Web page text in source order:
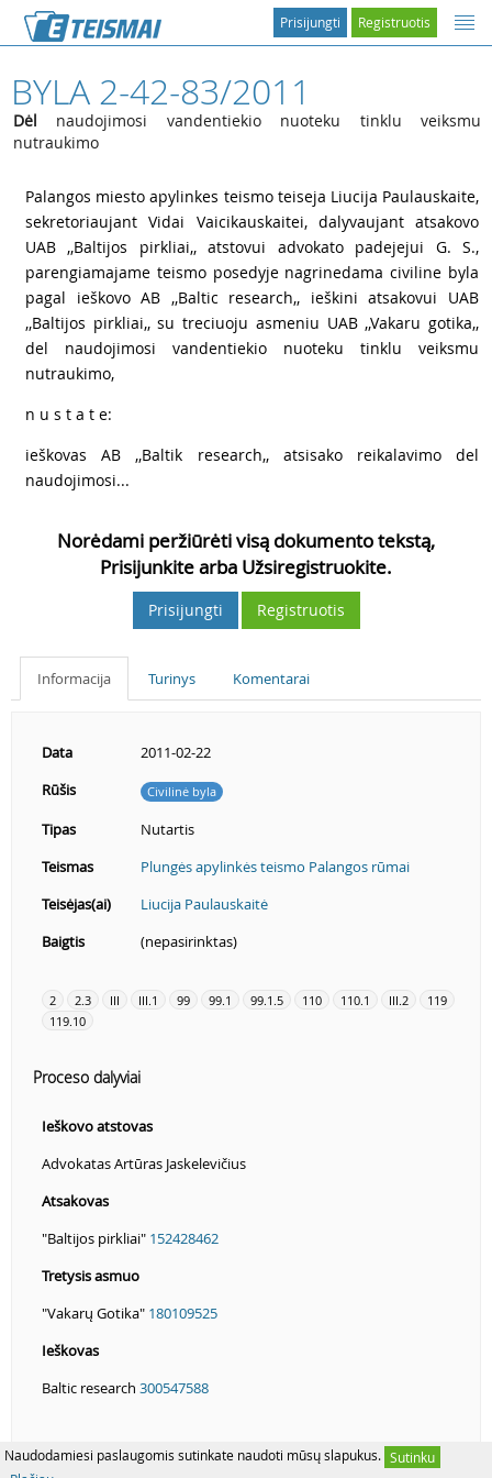
Naudodamiesi paslaugomis sutinkate naudoti mūsų slapukus. Sutinku
Registruotis
Prisijungti
BYLA 2-42-83/2011
Dėl naudojimosi vandentiekio nuoteku tinklu veiksmu
nutraukimo
Palangos miesto apylinkes teismo teiseja Liucija Paulauskaite,
sekretoriaujant Vidai Vaicikauskaitei, dalyvaujant atsakovo
UAB ,,Baltijos pirkliai,, atstovui advokato padejejui G. S.,
parengiamajame teismo posedyje nagrinedama civiline byla
pagal ieškovo AB ,,Baltic research,, ieškini atsakovui UAB
,,Baltijos pirkliai,, su treciuoju asmeniu UAB ,,Vakaru gotika,,
del naudojimosi vandentiekio nuoteku tinklu veiksmu
nutraukimo,
n u s t a t e:
ieškovas AB ,,Baltik research,, atsisako reikalavimo del
naudojimosi...
Norėdami peržiūrėti visą dokumento tekstą,
Prisijunkite arba Užsiregistruokite.
Prisijungti Registruotis
Informacija Turinys Komentarai
Data
2011-02-22
Rūšis
Civilinė byla
Tipas
Nutartis
Teismas
Plungės apylinkės teismo Palangos rūmai
Teisėjas(ai)
Liucija Paulauskaitė
Baigtis
(nepasirinktas)
2 2.3 III III.1 99 99.1 99.1.5 110 110.1 III.2
119
119.10
Proceso dalyviai
Ieškovo atstovas
Advokatas Artūras Jaskelevičius
Atsakovas
"Baltijos pirkliai" 152428462
Tretysis asmuo
"Vakarų Gotika" 180109525
Ieškovas
Baltic research 300547588